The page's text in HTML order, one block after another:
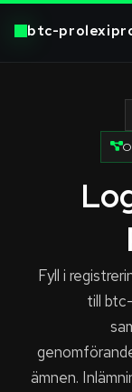
btc-
Fyll i
till
ämnen.